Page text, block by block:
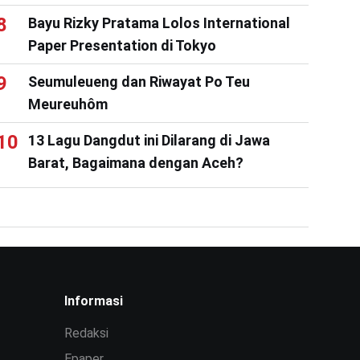
Bayu Rizky Pratama Lolos International
Paper Presentation di Tokyo
Seumuleueng dan Riwayat Po Teu
Meureuhôm
13 Lagu Dangdut ini Dilarang di Jawa
Barat, Bagaimana dengan Aceh?
Informasi
Redaksi